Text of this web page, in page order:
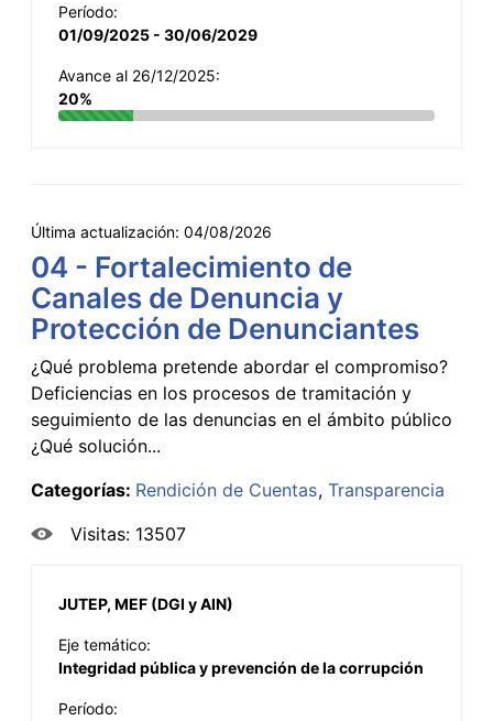
Período:
01/09/2025 - 30/06/2029
Avance al 26/12/2025:
20%
Última actualización: 04/08/2026
04 - Fortalecimiento de
Canales de Denuncia y
Protección de Denunciantes
¿Qué problema pretende abordar el compromiso?
Deficiencias en los procesos de tramitación y
seguimiento de las denuncias en el ámbito público
¿Qué solución...
Categorías: Rendición de Cuentas Transparencia
Visitas: 13507
JUTEP, MEF (DGI y AIN)
Eje temático:
Integridad pública y prevención de la corrupción
Período: